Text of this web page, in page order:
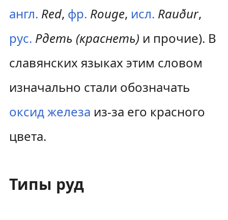
англ. Red, фр. Rouge, исл. Rauður,
рус. Рдеть (краснеть) и прочие). В
славянских языках этим словом
изначально стали обозначать
оксид железа из-за его красного
цвета.
Типы руд